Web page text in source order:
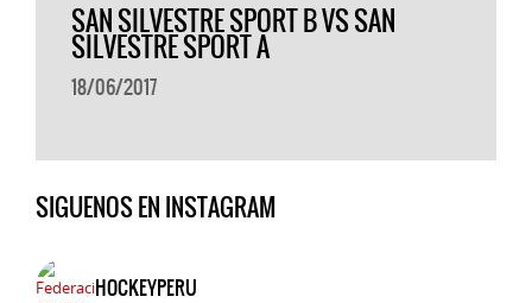
SAN SILVESTRE SPORT B VS SAN
SILVESTRE SPORT A
18/06/2017
SIGUENOS EN INSTAGRAM
HOCKEYPERU